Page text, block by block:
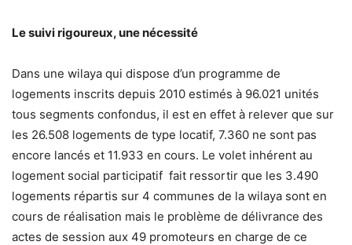
Le suivi rigoureux, une nécessité
Dans une wilaya qui dispose d’un programme de
logements inscrits depuis 2010 estimés à 96.021 unités
tous segments confondus, il est en effet à relever que sur
les 26.508 logements de type locatif, 7.360 ne sont pas
encore lancés et 11.933 en cours. Le volet inhérent au
logement social participatif fait ressortir que les 3.490
logements répartis sur 4 communes de la wilaya sont en
cours de réalisation mais le problème de délivrance des
actes de session aux 49 promoteurs en charge de ce